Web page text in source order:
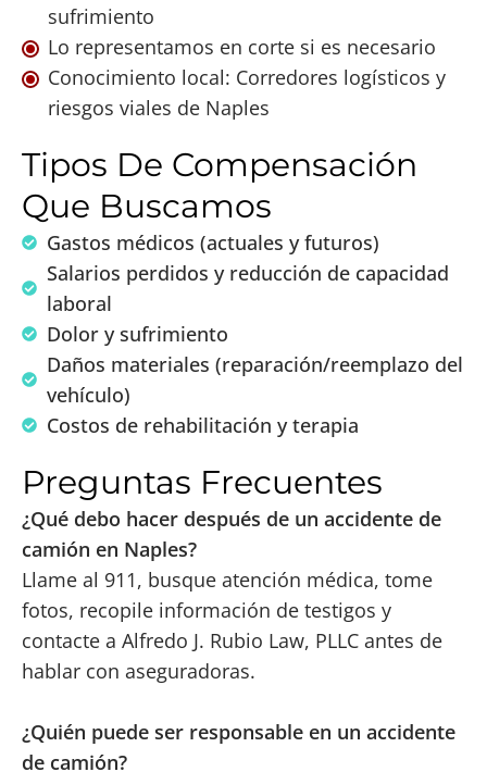
sufrimiento
Lo representamos en corte si es necesario
Conocimiento local: Corredores logísticos y
riesgos viales de Naples
Tipos De Compensación
Que Buscamos
Gastos médicos (actuales y futuros)
Salarios perdidos y reducción de capacidad
laboral
Dolor y sufrimiento
Daños materiales (reparación/reemplazo del
vehículo)
Costos de rehabilitación y terapia
Preguntas Frecuentes
¿Qué debo hacer después de un accidente de
camión en Naples?
Llame al 911, busque atención médica, tome
fotos, recopile información de testigos y
contacte a Alfredo J. Rubio Law, PLLC antes de
hablar con aseguradoras.
¿Quién puede ser responsable en un accidente
de camión?